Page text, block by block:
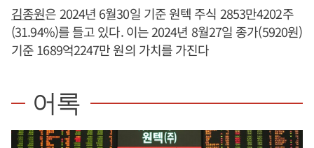
김종원은 2024년 6월30일 기준 원텍 주식 2853만4202주
(31.94%)를 들고 있다. 이는 2024년 8월27일 종가(5920원)
기준 1689억2247만 원의 가치를 가진다
어록